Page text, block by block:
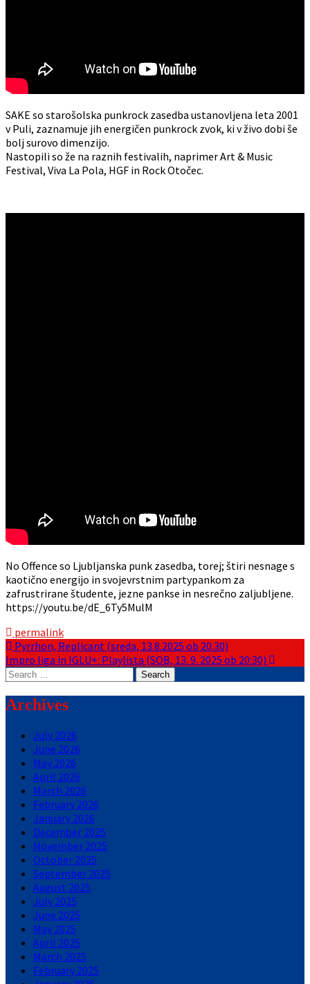
SAKE so starošolska punkrock zasedba ustanovljena leta 2001
v Puli, zaznamuje jih energičen punkrock zvok, ki v živo dobi še
bolj surovo dimenzijo.
Nastopili so že na raznih festivalih, naprimer Art & Music
Festival, Viva La Pola, HGF in Rock Otočec.
No Offence so Ljubljanska punk zasedba, torej; štiri nesnage s
kaotično energijo in svojevrstnim partypankom za
zafrustrirane študente, jezne pankse in nesrečno zaljubljene.
https://youtu.be/dE_6Ty5MulM
permalink
Post
navigation
Pyrrhon, Replicant (sreda, 13.8.2025 ob 20.30)
Impro liga in IGLU+: Playlista (SOB, 13. 9. 2025 ob 20:30)
Search
Archives
July 2026
June 2026
May 2026
April 2026
March 2026
February 2026
January 2026
December 2025
November 2025
October 2025
September 2025
August 2025
July 2025
June 2025
May 2025
April 2025
March 2025
February 2025